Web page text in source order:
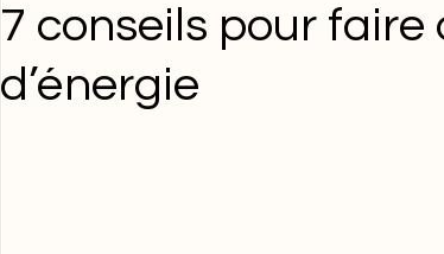
7 conseils pour faire
d’énergie